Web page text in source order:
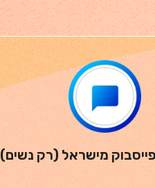
מישראל (רק נשים)